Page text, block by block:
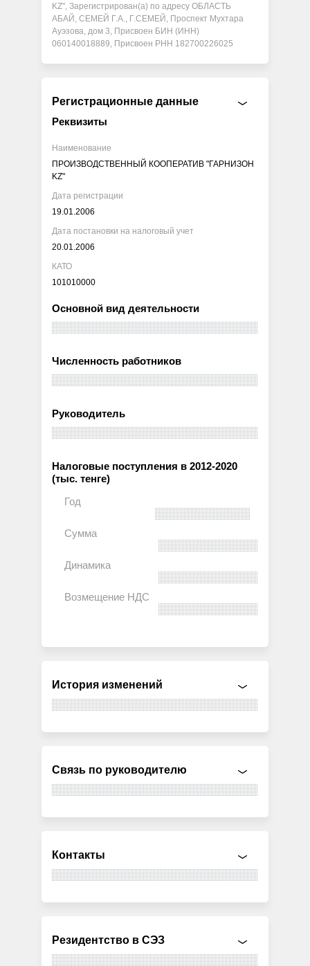
KZ", Зарегистрирован(а) по адресу ОБЛАСТЬ
АБАЙ, СЕМЕЙ Г.А., Г.СЕМЕЙ, Проспект Мухтара
Ауэзова, дом 3, Присвоен БИН (ИНН)
060140018889, Присвоен РНН 182700226025
Регистрационные данные
Реквизиты
Наименование
ПРОИЗВОДСТВЕННЫЙ КООПЕРАТИВ "ГАРНИЗОН
KZ"
Дата регистрации
19.01.2006
Дата постановки на налоговый учет
20.01.2006
КАТО
101010000
Основной вид деятельности
Численность работников
Руководитель
Налоговые поступления в 2012-2020
(тыс. тенге)
История изменений
Связь по руководителю
Контакты
Резидентство в СЭЗ